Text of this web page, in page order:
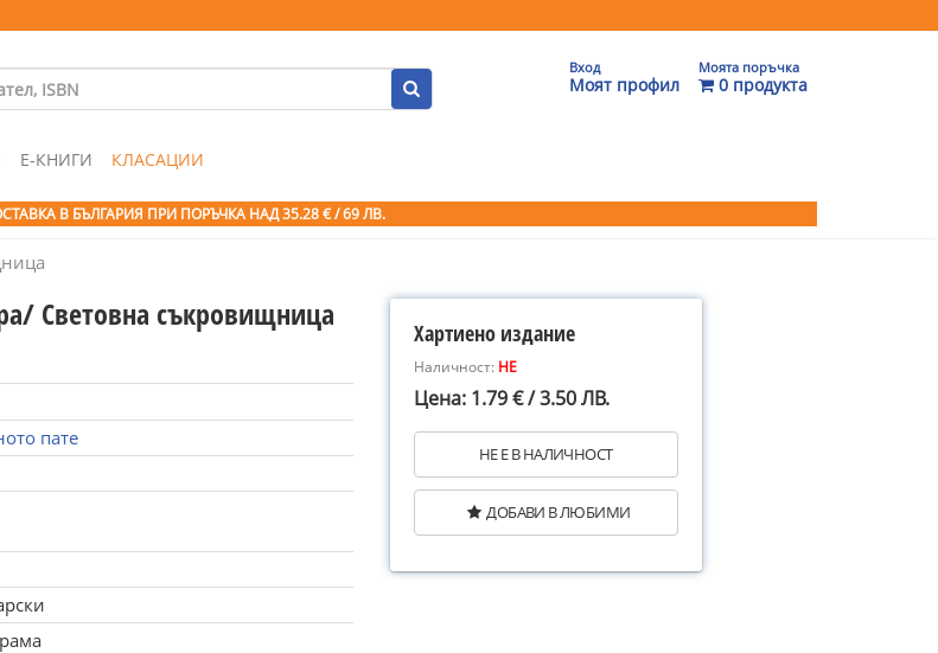
Вход
Моят профил
Моята поръчка
0 продукта
Е-КНИГИ КЛАСАЦИИ
В БЪЛГАРИЯ ПРИ ПОРЪЧКА НАД 35.28 € / 69 ЛВ.
Световна съкровищница
пате
Хартиено издание
Наличност: НЕ
Цена: 1.79 € / 3.50 ЛВ.
НЕ Е В НАЛИЧНОСТ
ДОБАВИ В ЛЮБИМИ